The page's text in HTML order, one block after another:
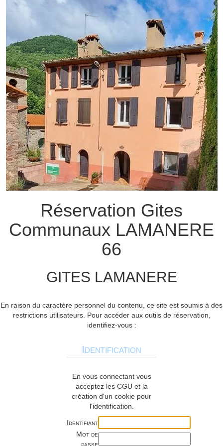
Réservation Gites
Communaux LAMANERE
66
GITES LAMANERE
En raison du caractère personnel du contenu, ce site est soumis à des
restrictions utilisateurs. Pour accéder aux outils de réservation,
identifiez-vous :
Identification
En vous connectant vous
acceptez les CGU et la
création d'un cookie pour
l'identification.
Identifiant
Mot de
passe